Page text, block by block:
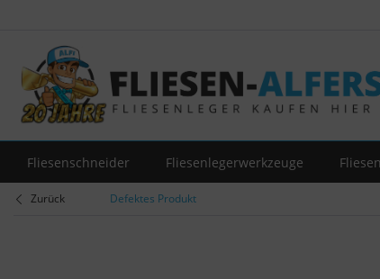
Fliesenschneider Fliesenlegerwerkzeuge
Zurück Defektes Produkt